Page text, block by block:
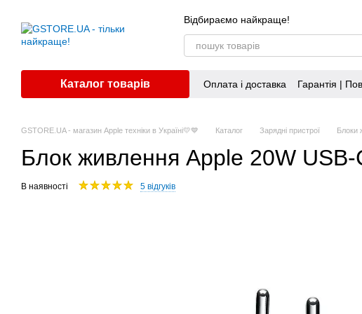
Відбираємо найкраще!
Каталог товарів Оплата і доставка Гарантія |
GSTORE.UA - магазин Apple техніки в Україні💛💙 Каталог Зарядні пристрої Блоки
Блок живлення Apple 20W
В наявності 5 відгуків